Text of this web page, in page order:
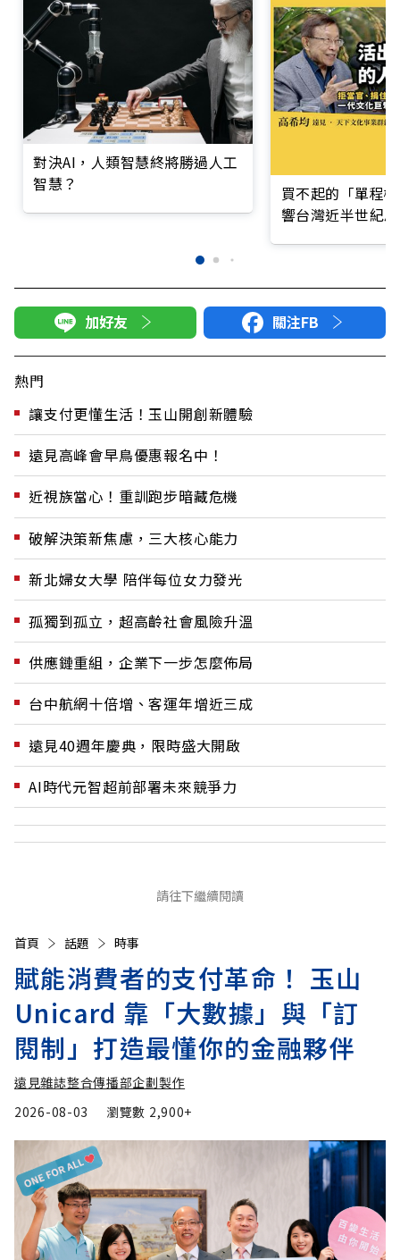
對決AI，人類智慧終將勝過人工
智慧？
買不起的「單程
響台灣近半世紀
加好友 關注FB
熱門
讓支付更懂生活！玉山開創新體驗
遠見高峰會早鳥優惠報名中！
近視族當心！重訓跑步暗藏危機
破解決策新焦慮，三大核心能力
新北婦女大學 陪伴每位女力發光
孤獨到孤立，超高齡社會風險升溫
供應鏈重組，企業下一步怎麼佈局
台中航網十倍增、客運年增近三成
遠見40週年慶典，限時盛大開啟
AI時代元智超前部署未來競爭力
請往下繼續閱讀
首頁 話題 時事
賦能消費者的支付革命！ 玉山
Unicard 靠「大數據」與「訂
閱制」打造最懂你的金融夥伴
遠見雜誌整合傳播部企劃製作
2026-08-03
瀏覽數 2,900+